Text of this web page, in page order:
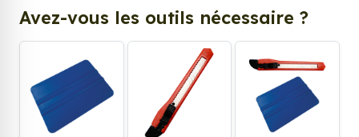
Avez-vous les outils nécessaire ?